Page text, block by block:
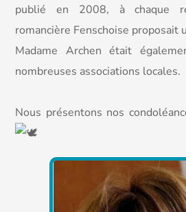
publié en 2008, à chaque
romancière Fenschoise proposait
Madame Archen était
nombreuses associations locales.
Nous présentons nos